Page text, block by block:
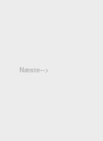
Næste-->